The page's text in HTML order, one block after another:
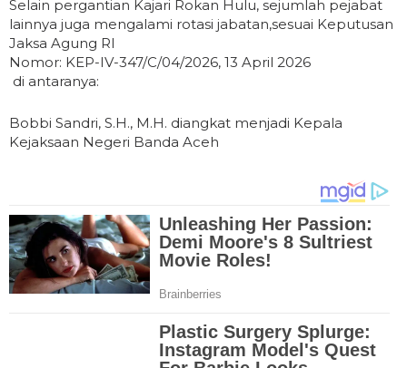
Selain pergantian Kajari Rokan Hulu, sejumlah pejabat
lainnya juga mengalami rotasi jabatan,sesuai Keputusan
Jaksa Agung RI
Nomor: KEP-IV-347/C/04/2026, 13 April 2026
di antaranya:
Bobbi Sandri, S.H., M.H. diangkat menjadi Kepala
Kejaksaan Negeri Banda Aceh